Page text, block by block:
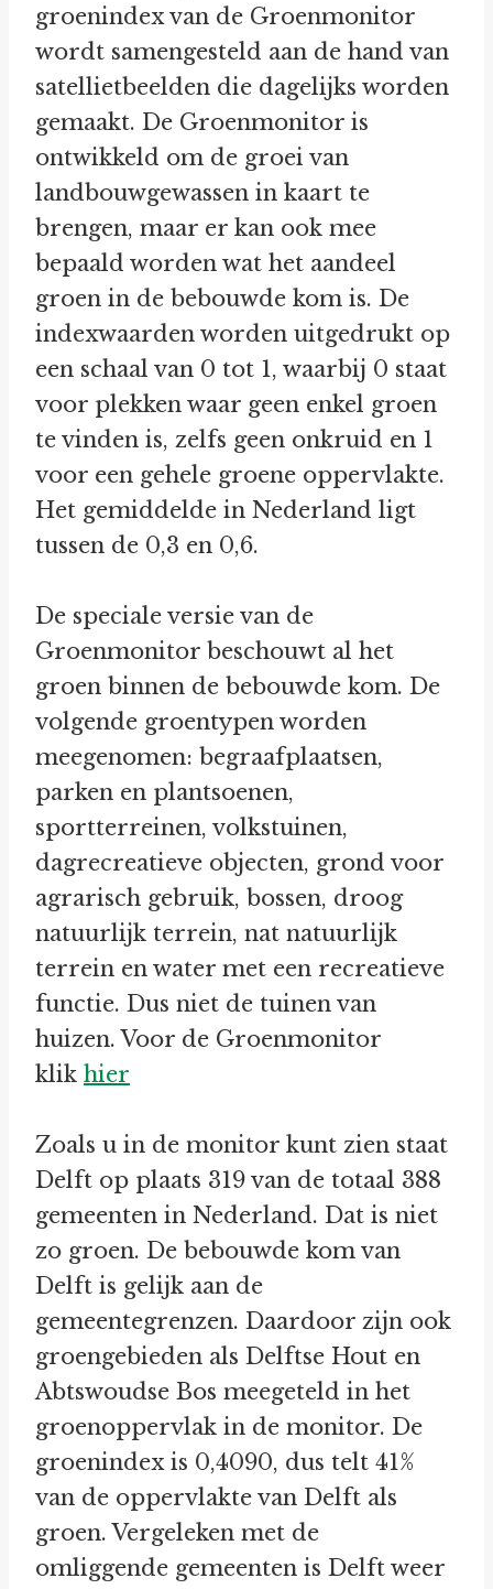
groenindex van de Groenmonitor
wordt samengesteld aan de hand van
satellietbeelden die dagelijks worden
gemaakt. De Groenmonitor is
ontwikkeld om de groei van
landbouwgewassen in kaart te
brengen, maar er kan ook mee
bepaald worden wat het aandeel
groen in de bebouwde kom is. De
indexwaarden worden uitgedrukt op
een schaal van 0 tot 1, waarbij 0 staat
voor plekken waar geen enkel groen
te vinden is, zelfs geen onkruid en 1
voor een gehele groene oppervlakte.
Het gemiddelde in Nederland ligt
tussen de 0,3 en 0,6.
De speciale versie van de
Groenmonitor beschouwt al het
groen binnen de bebouwde kom. De
volgende groentypen worden
meegenomen: begraafplaatsen,
parken en plantsoenen,
sportterreinen, volkstuinen,
dagrecreatieve objecten, grond voor
agrarisch gebruik, bossen, droog
natuurlijk terrein, nat natuurlijk
terrein en water met een recreatieve
functie. Dus niet de tuinen van
huizen. Voor de Groenmonitor
klik hier
Zoals u in de monitor kunt zien staat
Delft op plaats 319 van de totaal 388
gemeenten in Nederland. Dat is niet
zo groen. De bebouwde kom van
Delft is gelijk aan de
gemeentegrenzen. Daardoor zijn ook
groengebieden als Delftse Hout en
Abtswoudse Bos meegeteld in het
groenoppervlak in de monitor. De
groenindex is 0,4090, dus telt 41%
van de oppervlakte van Delft als
groen. Vergeleken met de
omliggende gemeenten is Delft weer